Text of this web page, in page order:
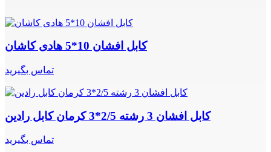
کابل افشان 10*5 هادی کاشان
تماس بگیرید
کابل افشان 3 رشته 2/5*3 کرمان کابل رادین
تماس بگیرید